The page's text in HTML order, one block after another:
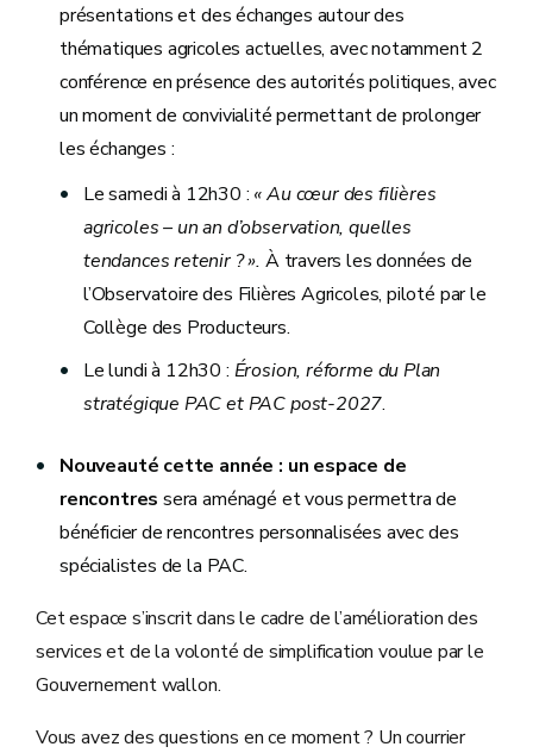
présentations et des échanges autour des
thématiques agricoles actuelles, avec notamment 2
conférence en présence des autorités politiques, avec
un moment de convivialité permettant de prolonger
les échanges :
Le samedi à 12h30 : « Au cœur des filières
agricoles – un an d’observation, quelles
tendances retenir ? ». À travers les données de
l’Observatoire des Filières Agricoles, piloté par le
Collège des Producteurs.
Le lundi à 12h30 : Érosion, réforme du Plan
stratégique PAC et PAC post-2027.
Nouveauté cette année : un espace de
rencontres sera aménagé et vous permettra de
bénéficier de rencontres personnalisées avec des
spécialistes de la PAC.
Cet espace s’inscrit dans le cadre de l’amélioration des
services et de la volonté de simplification voulue par le
Gouvernement wallon.
Vous avez des questions en ce moment ? Un courrier